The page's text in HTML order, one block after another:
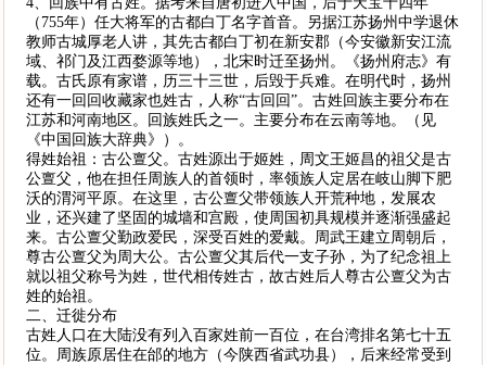
（755年）任大将军的古都白丁名字首音。另据江苏扬州中学退休
教师古城厚老人讲，其先古都白丁初在新安郡（今安徽新安江流
域、祁门及江西婺源等地），北宋时迁至扬州。《扬州府志》有
载。古氏原有家谱，历三十三世，后毁于兵难。在明代时，扬州
还有一回回收藏家也姓古，人称“古回回”。古姓回族主要分布在
江苏和河南地区。回族姓氏之一。主要分布在云南等地。（见
《中国回族大辞典》）。
得姓始祖：古公亶父。古姓源出于姬姓，周文王姬昌的祖父是古
公亶父，他在担任周族人的首领时，率领族人定居在岐山脚下肥
沃的渭河平原。在这里，古公亶父带领族人开荒种地，发展农
业，还兴建了坚固的城墙和宫殿，使周国初具规模并逐渐强盛起
来。古公亶父勤政爱民，深受百姓的爱戴。周武王建立周朝后，
尊古公亶父为周大公。古公亶父其后代一支子孙，为了纪念祖上
就以祖父称号为姓，世代相传姓古，故古姓后人尊古公亶父为古
姓的始祖。
二、迁徙分布
古姓人口在大陆没有列入百家姓前一百位，在台湾排名第七十五
位。周族原居住在邰的地方（今陕西省武功县），后来经常受到